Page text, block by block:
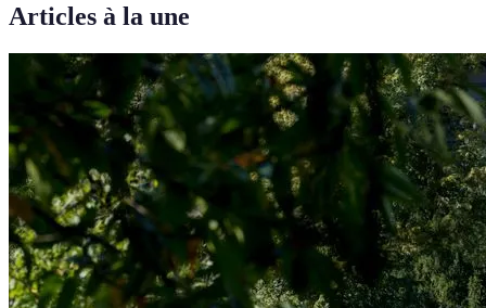
Articles à la une